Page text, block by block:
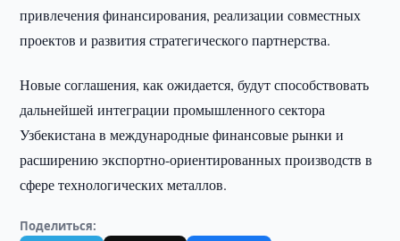
привлечения финансирования, реализации совместных
проектов и развития стратегического партнерства.
Новые соглашения, как ожидается, будут способствовать
дальнейшей интеграции промышленного сектора
Узбекистана в международные финансовые рынки и
расширению экспортно-ориентированных производств в
сфере технологических металлов.
Поделиться: